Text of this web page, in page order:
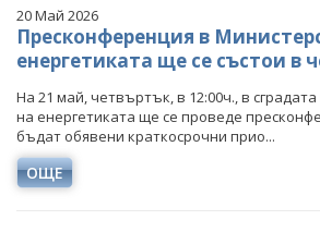
20 Май 2026
Пресконференция в
енергетиката ще се състои в
На 21 май, четвъртък, в 12:00ч., в
на енергетиката ще се проведе
бъдат обявени краткосрочни прио...
ОЩЕ